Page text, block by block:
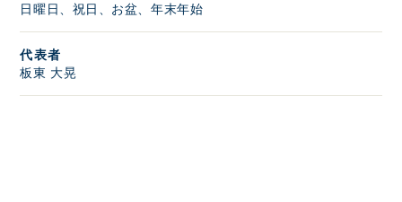
日曜日、祝日、お盆、年末年始
代表者
板東 大晃